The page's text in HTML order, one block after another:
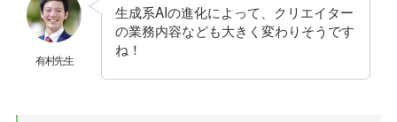
有村先生
生成系AIの進化によって、クリエイター
の業務内容なども大きく変わりそうです
ね！